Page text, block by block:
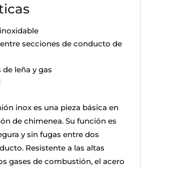
secciones de conducto de
leña y gas
inox es una pieza básica en
de chimenea. Su función es
y sin fugas entre dos
Resistente a las altas
gases de combustión, el acero